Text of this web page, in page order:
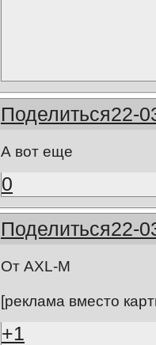
Поделиться22-
А вот еще
0
Поделиться22-
От AXL-M
[реклама вместо
+1